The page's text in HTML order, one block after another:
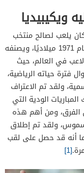
ويكيبيديا
يلعب لصالح منتخب
البرازيل لكرة القدم منذ عام 1957 وحتى عام 1971 ميلاديًا، ويصنفه
في العالم، حيث
فترة حياته الرياضية،
في 831 مباراة رسمية، ولقد تم الاعتراف
في ذلك المباريات الودية التي
الفرق، ومن أهم هذه
ولقد تم إطلاق
أنه قد حصل على لقب
[1]